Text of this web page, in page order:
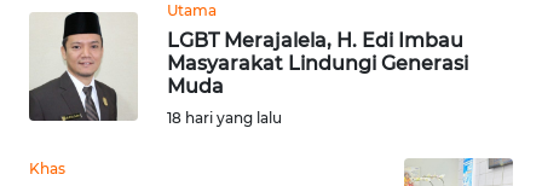
Utama
LGBT Merajalela, H. Edi Imbau
Masyarakat Lindungi Generasi
Muda
18 hari yang lalu
Khas
SELATAN
WN
TANJUNG